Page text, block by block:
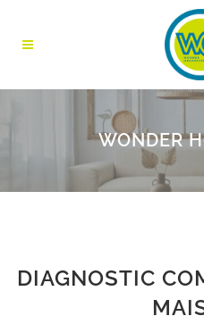
WONDER
DIAGNOSTIC